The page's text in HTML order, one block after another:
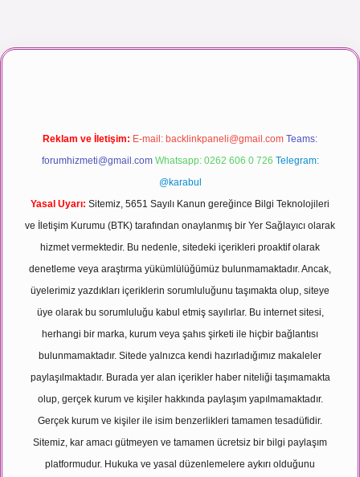
izle
Reklam ve İletişim: E-mail: backlinkpaneli@gmail.com Teams:
forumhizmeti@gmail.com Whatsapp: 0262 606 0 726 Telegram:
@karabul
Yasal Uyarı: Sitemiz, 5651 Sayılı Kanun gereğince Bilgi Teknolojileri
ve İletişim Kurumu (BTK) tarafından onaylanmış bir Yer Sağlayıcı olarak
hizmet vermektedir. Bu nedenle, sitedeki içerikleri proaktif olarak
denetleme veya araştırma yükümlülüğümüz bulunmamaktadır. Ancak,
üyelerimiz yazdıkları içeriklerin sorumluluğunu taşımakta olup, siteye
üye olarak bu sorumluluğu kabul etmiş sayılırlar. Bu internet sitesi,
herhangi bir marka, kurum veya şahıs şirketi ile hiçbir bağlantısı
bulunmamaktadır. Sitede yalnızca kendi hazırladığımız makaleler
paylaşılmaktadır. Burada yer alan içerikler haber niteliği taşımamakta
olup, gerçek kurum ve kişiler hakkında paylaşım yapılmamaktadır.
Gerçek kurum ve kişiler ile isim benzerlikleri tamamen tesadüfidir.
Sitemiz, kar amacı gütmeyen ve tamamen ücretsiz bir bilgi paylaşım
platformudur. Hukuka ve yasal düzenlemelere aykırı olduğunu